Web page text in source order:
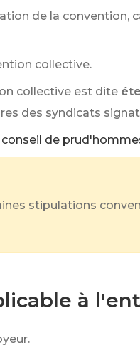
de la convention,
collective.
collective est dite
des syndicats
conseil de
stipulations
à